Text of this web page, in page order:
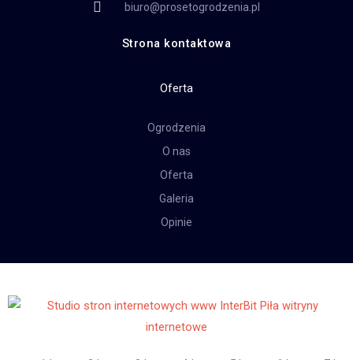
biuro@prosetogrodzenia.pl
Strona kontaktowa
Oferta
Ogrodzenia
O nas
Oferta
Galeria
Opinie